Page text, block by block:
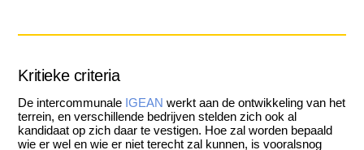
Kritieke criteria
De intercommunale IGEAN werkt aan de ontwikkeling van het
terrein, en verschillende bedrijven stelden zich ook al
kandidaat op zich daar te vestigen. Hoe zal worden bepaald
wie er wel en wie er niet terecht zal kunnen, is vooralsnog